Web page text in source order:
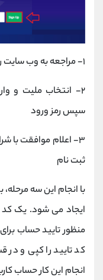
۱- مراجعه به وب سایت رسمی Huobi
۲- انتخاب ملیت و
سپس رمز ورود
۳- اعلام موافقت با
ثبت نام
با انجام این سه مرحله،
ایجاد می شود. یک
منظور تایید حساب
کد تایید را کپی و
انجام این کار حساب